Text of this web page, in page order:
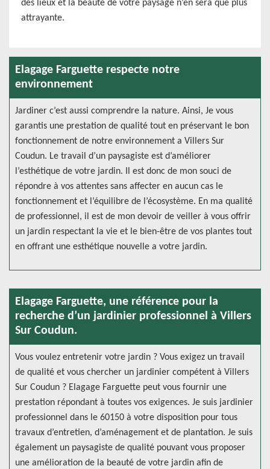
des lieux et la beauté de votre paysage n’en sera que plus
attrayante.
Elagage Farguette respecte notre
environnement
Jardiner c’est aussi comprendre la nature. Ainsi, Je vous
garantis une prestation de qualité tout en préservant le bon
fonctionnement de notre environnement a Villers Sur
Coudun. Le travail d’un paysagiste est d’améliorer
l’esthétique de votre jardin. Il est donc de mon souci de
répondre à vos attentes sans affecter en aucun cas le
fonctionnement et l’équilibre de l’écosystème. En ma qualité
de professionnel, il est de mon devoir de veiller à vous offrir
un jardin respectant la vie et le bien-être de vos plantes tout
en offrant une esthétique nouvelle a votre jardin.
Elagage Farguette, une référence pour la
recherche d’un jardinier professionnel à Villers
Sur Coudun.
Vous voulez entretenir votre jardin ? Vous exigez un travail
de qualité et vous chercher un jardinier compétent à Villers
Sur Coudun ? Elagage Farguette peut vous fournir une
prestation répondant à toutes vos exigences. Je suis jardinier
professionnel dans le 60150 à votre disposition pour tous
travaux d’entretien, d’aménagement et de plantation. Je suis
également un paysagiste de qualité pouvant vous proposer
une amélioration de la beauté de votre jardin afin de